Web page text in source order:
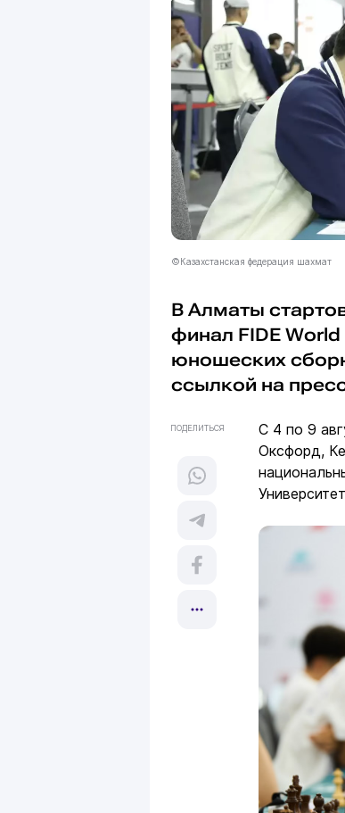
©Казахстанская федерация шахмат
В Алматы
финал FIDE
юношеских
ссылкой на
ПОДЕЛИТЬСЯ
С 4 по 9
Оксфорд,